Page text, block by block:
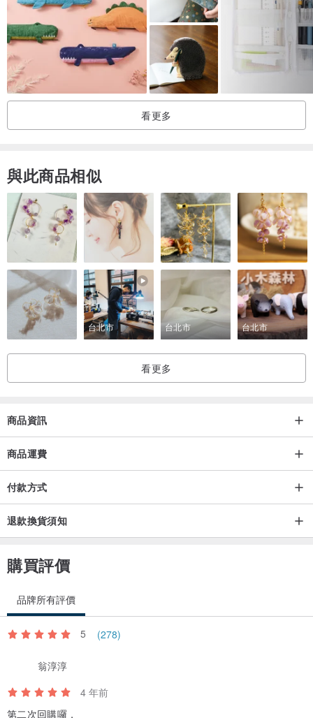
※※花兔手作的編織包每一個都是世上獨一無二，不愛做重復的
揹出
去決不會撞包唷
~
※※ 每個包的配色、大小、編織花樣與搭配的提把...等，都是精心設計
與製作，希望每個獨特的包都能彰顯出主人獨特的氣質:)
平量直徑：底直徑約8cm，高約20cm，口金直徑約9cm (誤差1-2cm
以內)
純棉線、底部皮革(非真皮)、膠板、口金
請使用中性洗劑以清洗局部髒污的方式清潔，嚴重髒污再將包包泡入
冷洗精或中性洗劑水溶液中，以擠壓的方式清潔，再進入清水中以擠
壓的方式將泡泡清潔乾淨，平放在毛巾裡面將水分按壓出來，大太陽
【花兔手作♡初衷與小叮嚀】
看更多
與此商品相似
台北市 台北市 台北市
看更多
商品資訊
商品運費
付款方式
退款換貨須知
購買評價
品牌所有評價
5 (278)
翁淳淳
4 年前
第二次回購囉，